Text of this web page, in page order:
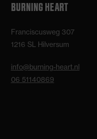
BURNING HEART
Franciscusweg 307
1216 SL Hilversum
info@burning-heart.nl
06 51140869